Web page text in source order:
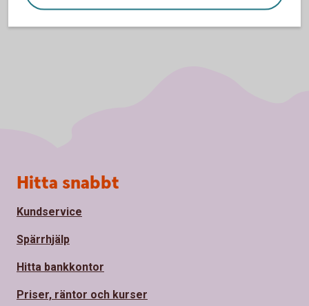
Sidfot
Hitta snabbt
Kundservice
Spärrhjälp
Hitta bankkontor
Priser, räntor och kurser